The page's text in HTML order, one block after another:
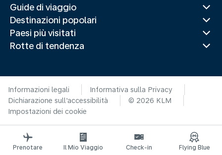
Guide di viaggio
Destinazioni popolari
Paesi più visitati
Rotte di tendenza
Informazioni legali
Informativa sulla Privacy
Dichiarazione sull’accessibilità
© 2026 KLM
Impostazioni dei cookie
Prenotare Il Mio Viaggio Check-in Flying Blue